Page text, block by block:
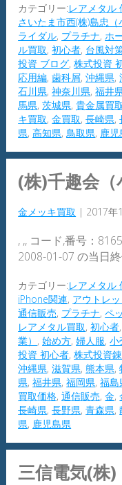
カテゴリー:レアメタル
さいたま市西(株)島忠（
ライダル, プラチナ, ホ
ル買取,初心者, 台風対
投資 ブログ,株式投資
応用編,歯科屑,沖縄県,
石川県,神奈川県,福井
馬県,茨城県,貴金属買取
キ買取,金買取,長崎県,
県,高知県, 鳥取県, 鹿児
(株)千趣会（
金メッキ買取 | 2017年
, ,, コード,番号：
2008-01-07 の当日
カテゴリー:レアメタル
iPhone関連, アウトレッ
通信販売, プラチナ,ペ
レアメタル買取,初心者,
業） ,始め方,婦人服,小
投資 初心者,株式投資
沖縄県,滋賀県,熊本県,
県,福井県,福岡県,福島
買取価格,通信販売,金,
長崎県,長野県,青森県,
県, 鹿児島県
三信電気(株)